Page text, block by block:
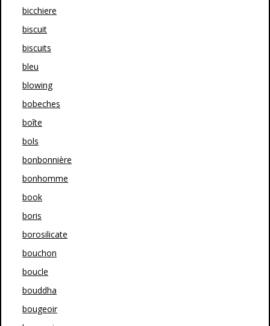
bicchiere
biscuit
biscuits
bleu
blowing
bobeches
boîte
bols
bonbonnière
bonhomme
book
boris
borosilicate
bouchon
boucle
bouddha
bougeoir